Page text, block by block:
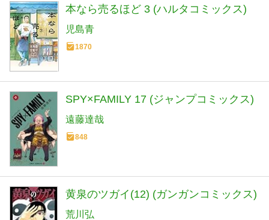
本なら売るほど 3 (ハルタコミックス)
児島青
1870
SPY×FAMILY 17 (ジャンプコミックス)
遠藤達哉
848
黄泉のツガイ(12) (ガンガンコミックス)
荒川弘